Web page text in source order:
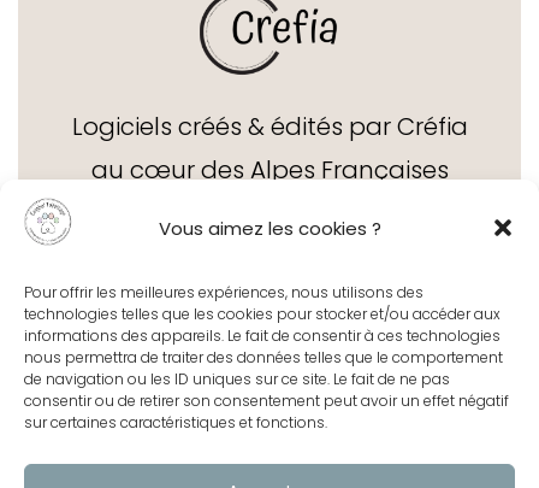
Vous aimez les cookies ?
Pour offrir les meilleures expériences, nous utilisons des
technologies telles que les cookies pour stocker et/ou accéder aux
informations des appareils. Le fait de consentir à ces technologies
nous permettra de traiter des données telles que le comportement
de navigation ou les ID uniques sur ce site. Le fait de ne pas
consentir ou de retirer son consentement peut avoir un effet négatif
sur certaines caractéristiques et fonctions.
Logiciels créés & édités par Créfia
au cœur des Alpes Françaises
depuis 1995
Contact